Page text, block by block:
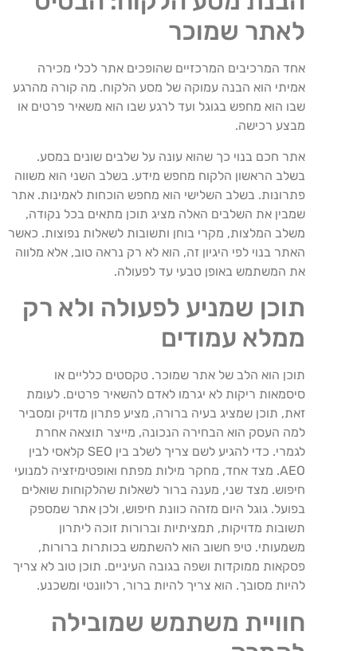
לאתר שמוכר
אחד המרכיבים המרכזיים שהופכים אתר לכלי מכירה
אמיתי הוא הבנה עמוקה של מסע הלקוח. מה קורה מהרגע
שבו הוא מחפש בגוגל ועד לרגע שבו הוא משאיר פרטים או
מבצע רכישה.
אתר חכם בנוי כך שהוא עונה על שלבים שונים במסע.
בשלב הראשון הלקוח מחפש מידע. בשלב השני הוא משווה
פתרונות. בשלב השלישי הוא מחפש הוכחות לאמינות. אתר
שמבין את השלבים האלה מציג תוכן מתאים בכל נקודה,
משלב המלצות, מקרי בוחן ותשובות לשאלות נפוצות. כאשר
האתר בנוי לפי היגיון זה, הוא לא רק נראה טוב, אלא מלווה
את המשתמש באופן טבעי עד לפעולה.
תוכן שמניע לפעולה ולא רק
ממלא עמודים
תוכן הוא הלב של אתר שמוכר. טקסטים כלליים או
סיסמאות ריקות לא יגרמו לאדם להשאיר פרטים. לעומת
זאת, תוכן שמציג בעיה ברורה, מציע פתרון מדויק ומסביר
למה העסק הוא הבחירה הנכונה, מייצר תוצאה אחרת
לגמרי. כדי להגיע לשם צריך לשלב בין SEO קלאסי לבין
AEO
. מצד אחד, מחקר מילות מפתח ואופטימיזציה למנועי
חיפוש. מצד שני, מענה ברור לשאלות שהלקוחות שואלים
בפועל. גוגל היום מזהה כוונת חיפוש, ולכן אתר שמספק
תשובות מדויקות, תמציתיות וברורות זוכה ליתרון
משמעותי. טיפ חשוב הוא להשתמש בכותרות ברורות,
פסקאות ממוקדות ושפה בגובה העיניים. תוכן טוב לא צריך
להיות מסובך. הוא צריך להיות ברור, רלוונטי ומשכנע.
חוויית משתמש שמובילה